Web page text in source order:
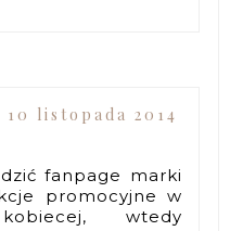
10 listopada 2014
fanpage marki
promocyjne w
wtedy